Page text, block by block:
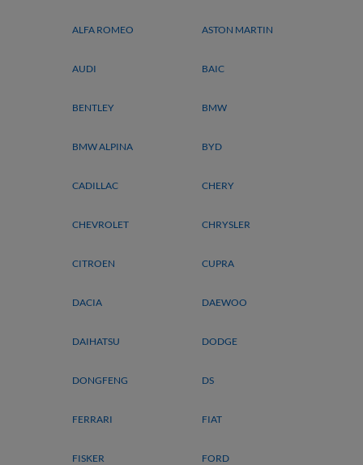
ALFA ROMEO ASTON MARTIN
AUDI BAIC
BENTLEY BMW
BMW ALPINA BYD
CADILLAC CHERY
CHEVROLET CHRYSLER
CITROEN CUPRA
DACIA DAEWOO
DAIHATSU DODGE
DONGFENG DS
FERRARI FIAT
FISKER FORD